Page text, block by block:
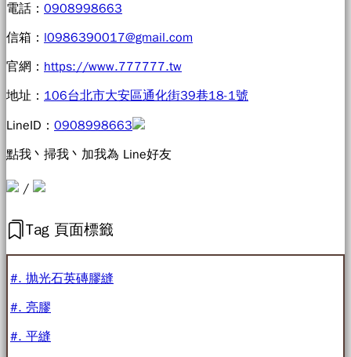
電話： 0908998663
信箱： l0986390017@gmail.com
官網： https://www.777777.tw
地址： 106台北市大安區通化街39巷18-1號
LineID： 0908998663
點我丶掃我丶加我為 Line好友
/
Tag 頁面標籤
#. 抛光石英磚膠縫
#. 亮膠
#. 平縫